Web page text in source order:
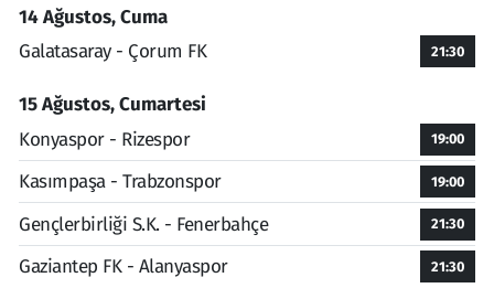
14 Ağustos, Cuma
Galatasaray - Çorum FK
21:30
15 Ağustos, Cumartesi
Konyaspor - Rizespor
19:00
Kasımpaşa - Trabzonspor 19:00
Gençlerbirliği S.K. - Fenerbahçe 21:30
Gaziantep FK - Alanyaspor 21:30